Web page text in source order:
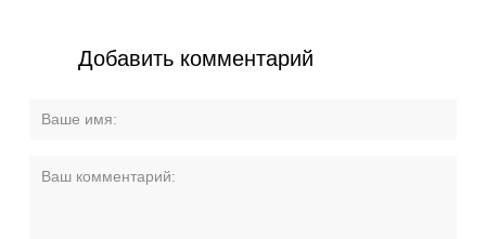
Добавить комментарий